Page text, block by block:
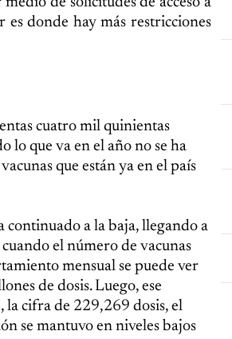
donde hay más restricciones
cuatro mil quinientas
lo que va en el año no se ha
que están ya en el país
a la baja, llegando a
el número de vacunas
mensual se puede ver
de dosis. Luego, ese
la cifra de 229,269 dosis, el
se mantuvo en niveles bajos